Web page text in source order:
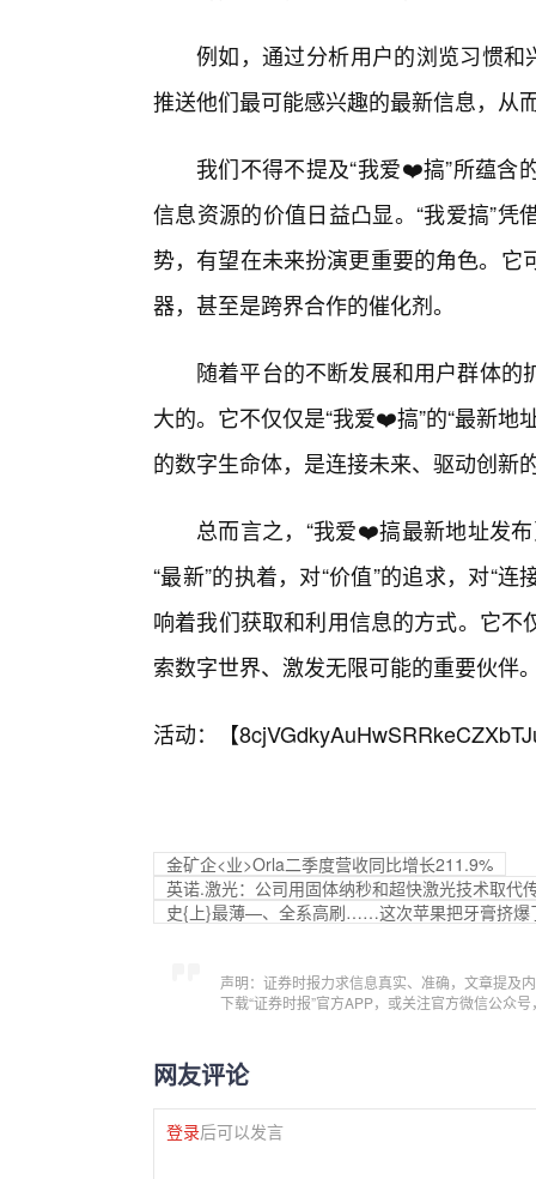
例如，通过分析用户的浏览习惯和
推送他们最可能感兴趣的最新信息，从
我们不得不提及“我爱❤️搞”所蕴含
信息资源的价值日益凸显。“我爱搞”
势，有望在未来扮演更重要的角色。
器，甚至是跨界合作的催化剂。
随着平台的不断发展和用户群体
大的。它不仅仅是“我爱❤️搞”的“最新地
的数字生命体，是连接未来、驱动创新
总而言之，“我爱❤️搞最新地址发
“最新”的执着，对“价值”的追求，对“
响着我们获取和利用信息的方式。它
索数字世界、激发无限可能的重要伙伴
活动：【
金矿企<业>Orla二季度营收同比增长211.9%
英诺.激光：公司用固体纳秒和超快激光技术取代
史{上}最薄—、全系高刷……这次苹果把牙膏挤爆
声明：证券时报力求信息真实、准确，文章提及
下载“证券时报”官方APP，或关注官方微信公众
网友评论
登录后可以发言